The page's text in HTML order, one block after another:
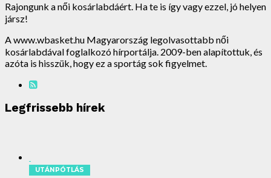
Rajongunk a női kosárlabdáért. Ha te is így vagy ezzel, jó helyen
jársz!
A www.wbasket.hu Magyarország legolvasottabb női
kosárlabdával foglalkozó hírportálja. 2009-ben alapítottuk, és
azóta is hisszük, hogy ez a sportág sok figyelmet.
Legfrissebb hírek
UTÁNPÓTLÁS